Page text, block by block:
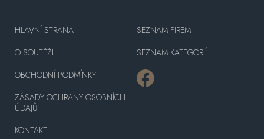
HLAVNÍ STRANA
O SOUTĚŽI
OBCHODNÍ PODMÍNKY
ZÁSADY OCHRANY OSOBNÍCH
ÚDAJŮ
KONTAKT
SEZNAM FIREM
SEZNAM KATEGORIÍ